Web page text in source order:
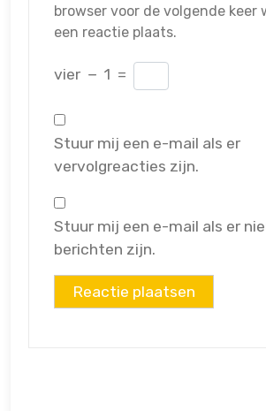
browser voor de volgende keer
een reactie plaats.
vier − 1 =
Stuur mij een e-mail als er
vervolgreacties zijn.
Stuur mij een e-mail als er
berichten zijn.